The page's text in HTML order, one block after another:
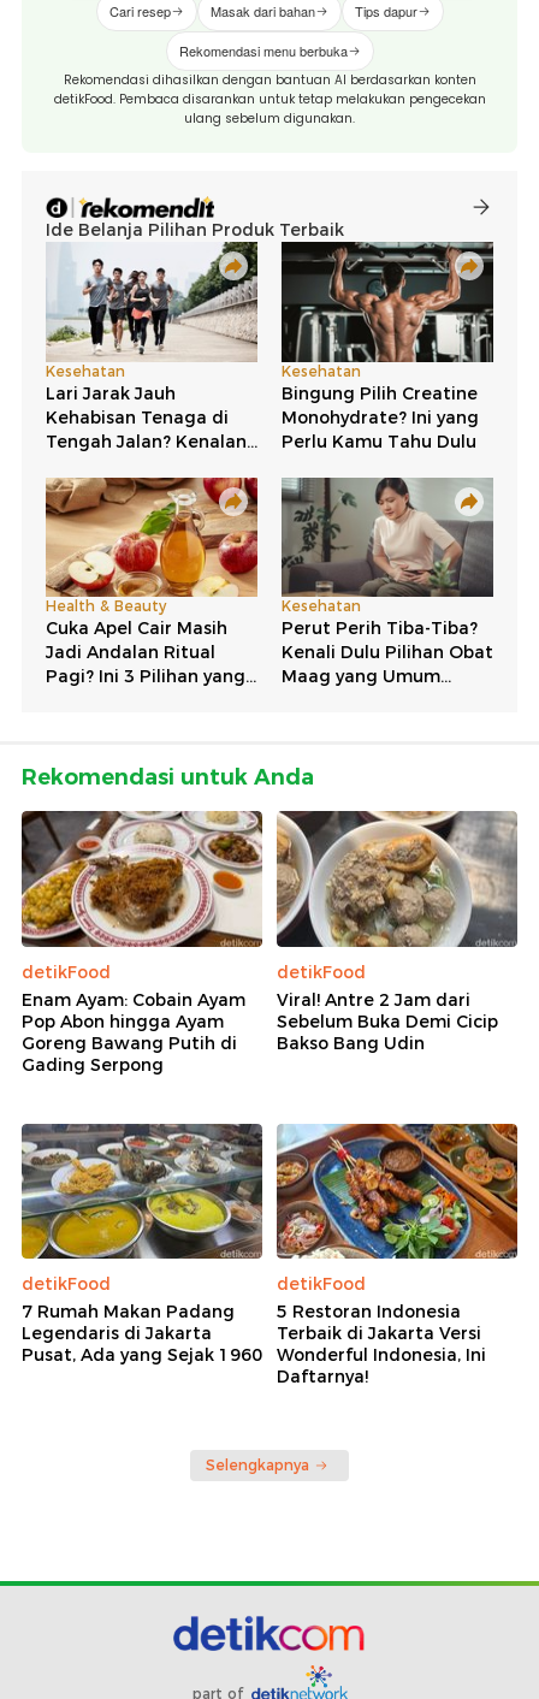
Cari resep Masak dari bahan Tips dapur
Rekomendasi menu berbuka
Rekomendasi dihasilkan dengan bantuan AI berdasarkan konten
detikFood. Pembaca disarankan untuk tetap melakukan pengecekan
ulang sebelum digunakan.
Rekomendasi untuk Anda
detikFood
Enam Ayam: Cobain Ayam
Pop Abon hingga Ayam
Goreng Bawang Putih di
Gading Serpong
detikFood
Viral! Antre 2 Jam dari
Sebelum Buka Demi Cicip
Bakso Bang Udin
detikFood
7 Rumah Makan Padang
Legendaris di Jakarta
Pusat, Ada yang Sejak 1960
detikFood
5 Restoran Indonesia
Terbaik di Jakarta Versi
Wonderful Indonesia, Ini
Daftarnya!
Selengkapnya
part of